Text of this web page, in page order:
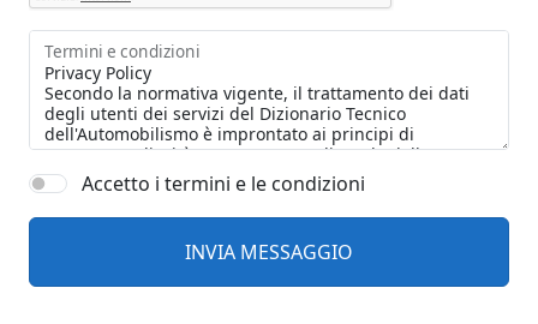
Termini e condizioni
Accetto i termini e le condizioni